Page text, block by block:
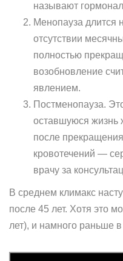
называют
Менопауза длится
отсутствии
полностью
возобновление
явлением.
Постменопауза.
оставшуюся жизнь
после
кровотечений —
врачу за
В среднем климакс
после 45 лет. Хотя это
лет), и намного раньше в